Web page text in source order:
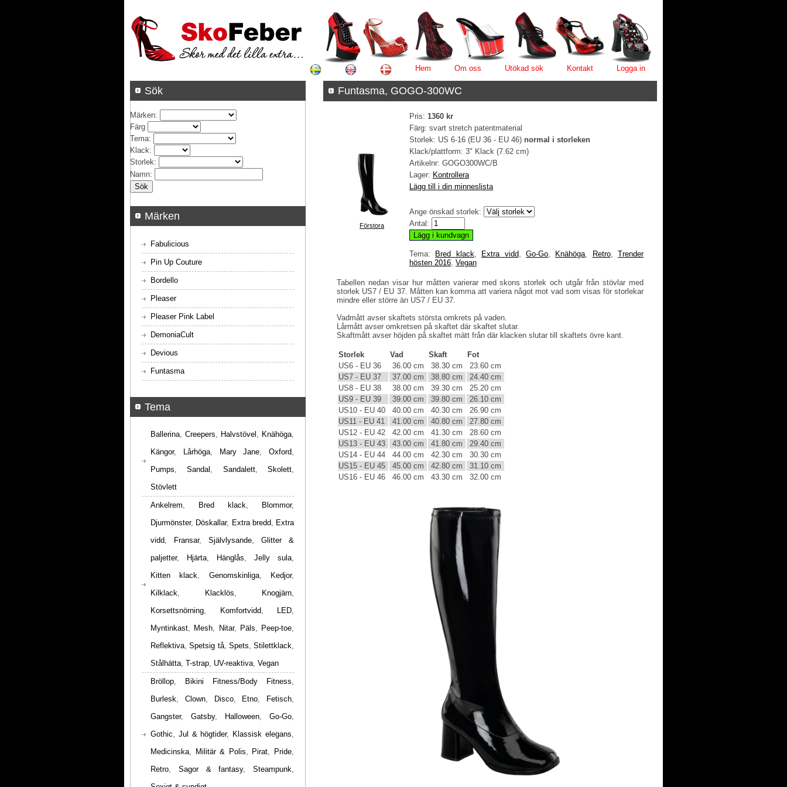
Hem Om oss Utökad sök Kontakt Logga in
Funtasma, GOGO-300WC
Förstora
Pris: 1360 kr
Färg: svart stretch patentmaterial
Storlek: US 6-16 (EU 36 - EU 46) normal i storleken
Klack/plattform: 3" Klack (7.62 cm)
Artikelnr: GOGO300WC/B
Lager: Kontrollera
Lägg till i din minneslista
Ange önskad storlek:
Antal:
Tema: Bred klack, Extra vidd, Go-Go, Knähöga, Retro, Trender
hösten 2016, Vegan
Tabellen nedan visar hur måtten varierar med skons storlek och utgår från stövlar med
storlek US7 / EU 37. Måtten kan komma att variera något mot vad som visas för storlekar
mindre eller större än US7 / EU 37.
Vadmått avser skaftets största omkrets på vaden.
Lårmått avser omkretsen på skaftet där skaftet slutar.
Skaftmått avser höjden på skaftet mätt från där klacken slutar till skaftets övre kant.
Storlek Vad Skaft
Fot
US6 - EU 36
36.00 cm 38.30 cm
23.60 cm
US7 - EU 37
37.00 cm 38.80 cm
24.40 cm
US8 - EU 38
38.00 cm 39.30 cm
25.20 cm
US9 - EU 39
39.00 cm 39.80 cm
26.10 cm
US10 - EU 40
40.00 cm 40.30 cm
26.90 cm
US11 - EU 41
41.00 cm 40.80 cm
27.80 cm
US12 - EU 42
42.00 cm 41.30 cm
28.60 cm
US13 - EU 43
43.00 cm 41.80 cm
29.40 cm
US14 - EU 44
44.00 cm 42.30 cm
30.30 cm
US15 - EU 45
45.00 cm 42.80 cm
31.10 cm
US16 - EU 46
46.00 cm 43.30 cm 32.00 cm
Sök
Märken:
Färg
Tema:
Klack:
Storlek:
Namn:
Märken
Fabulicious
Pin Up Couture
Bordello
Pleaser
Pleaser Pink Label
DemoniaCult
Devious
Funtasma
Tema
Ballerina, Creepers, Halvstövel , Knähöga,
Kängor, Lårhöga, Mary Jane, Oxford,
Pumps,Sandal , Sandalett,Skolett,
Stövlett
Ankelrem, Bred klack, Blommor,
Djurmönster, Döskallar, Extra bredd, Extra
vidd, Fransar, Självlysande, Glitter &
paljetter, Hjärta, Hänglås, Jelly sula,
Kitten klack, Genomskinliga, Kedjor,
Kilklack, Klacklös, Knogjärn,
Korsettsnörning, Komfortvidd, LED,
Myntinkast, Mesh, Nitar, Päls, Peep-toe,
Reflektiva,Spetsig tå, Spets, Stilettklack,
Stålhätta, T-strap, UV-reaktiva, Vegan
Bröllop, Bikini Fitness/Body Fitness,
Burlesk, Clown, Disco, Etno, Fetisch,
Gangster, Gatsby, Halloween, Go-Go,
Gothic, Jul & högtider, Klassisk elegans,
Medicinska, Militär & Polis, Pirat, Pride,
Retro, Sagor & fantasy, Steampunk,